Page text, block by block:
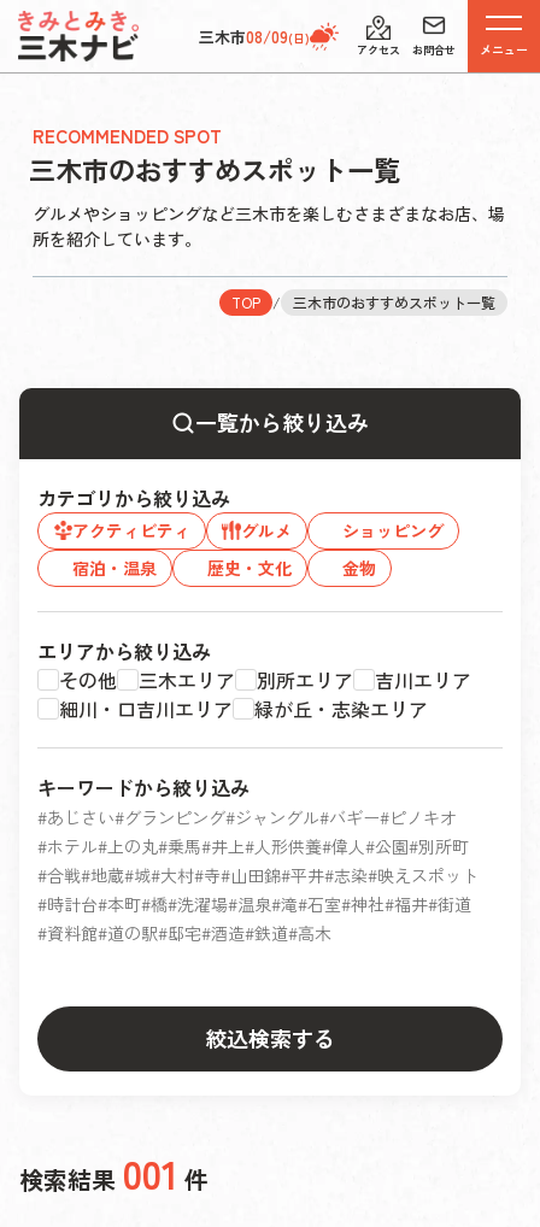
三木市08/09(日)
アクセス お問合せ メニュー
RECOMMENDED SPOT
三木市のおすすめスポット一覧
グルメやショッピングなど三木市を楽しむさまざまなお店、場
所を紹介しています。
TOP / 三木市のおすすめスポット一覧
一覧から絞り込み
カテゴリから絞り込み
アクティビティ グルメ
ショッピング
宿泊・温泉
歴史・文化 金物
エリアから絞り込み
その他
三木エリア 別所エリア
吉川エリア
細川・口吉川エリア
緑が丘・志染エリア
キーワードから絞り込み
あじさい グランピング ジャングル バギー ピノキオ
ホテル
上の丸 乗馬 井上 人形供養 偉人 公園 別所町
合戦 地蔵 城 大村 寺 山田錦 平井 志染 映えスポット
時計台 本町 橋 洗濯場 温泉 滝 石室 神社 福井 街道
資料館 道の駅 邸宅 酒造 鉄道 高木
絞込検索する
検索結果 001 件